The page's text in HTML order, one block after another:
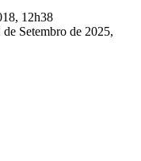
12h38
Setembro de 2025,